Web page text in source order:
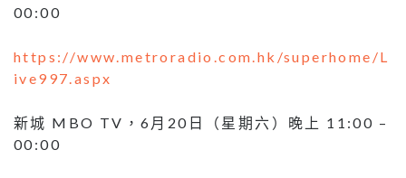
00:00
https://www.metroradio.com.hk/superhome/L
ive997.aspx
新城 MBO TV，6月20日（星期六）晚上 11:00 –
00:00